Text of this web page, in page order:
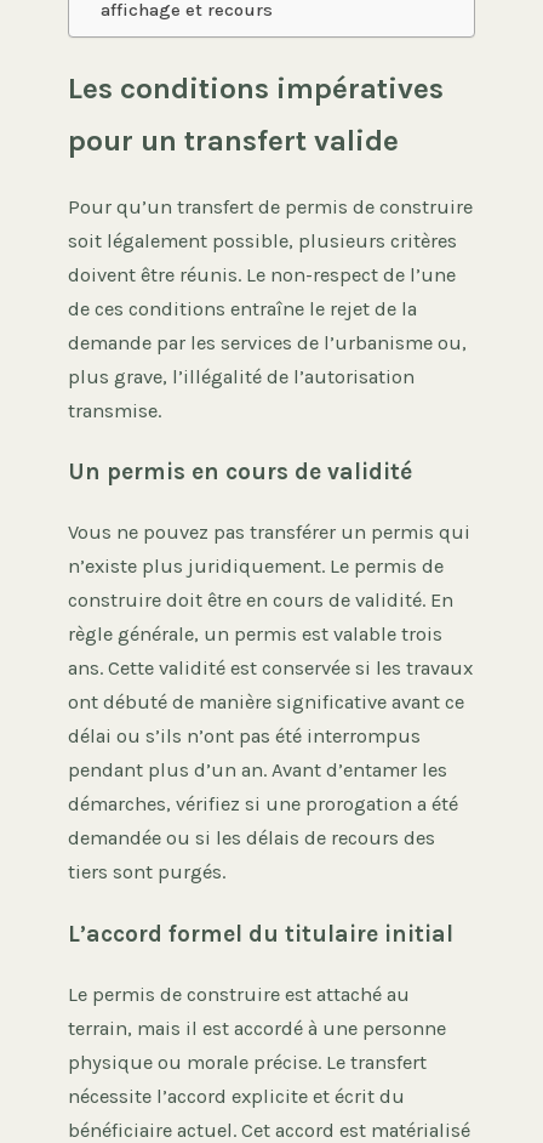
affichage et recours
Les conditions impératives
pour un transfert valide
Pour qu’un transfert de permis de construire
soit légalement possible, plusieurs critères
doivent être réunis. Le non-respect de l’une
de ces conditions entraîne le rejet de la
demande par les services de l’urbanisme ou,
plus grave, l’illégalité de l’autorisation
transmise.
Un permis en cours de validité
Vous ne pouvez pas transférer un permis qui
n’existe plus juridiquement. Le permis de
construire doit être en cours de validité. En
règle générale, un permis est valable trois
ans. Cette validité est conservée si les travaux
ont débuté de manière significative avant ce
délai ou s’ils n’ont pas été interrompus
pendant plus d’un an. Avant d’entamer les
démarches, vérifiez si une prorogation a été
demandée ou si les délais de recours des
tiers sont purgés.
L’accord formel du titulaire initial
Le permis de construire est attaché au
terrain, mais il est accordé à une personne
physique ou morale précise. Le transfert
nécessite l’accord explicite et écrit du
bénéficiaire actuel. Cet accord est matérialisé